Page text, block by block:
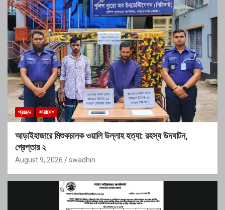
প্রচ্ছদ সারাদেশ
আড়াইহাজারে মিশুকচালক ওয়ালি উল্লাহ হত্যা: রহস্য উদঘাটন,
গ্রেপ্তার ২
August 9, 2026 swadhin